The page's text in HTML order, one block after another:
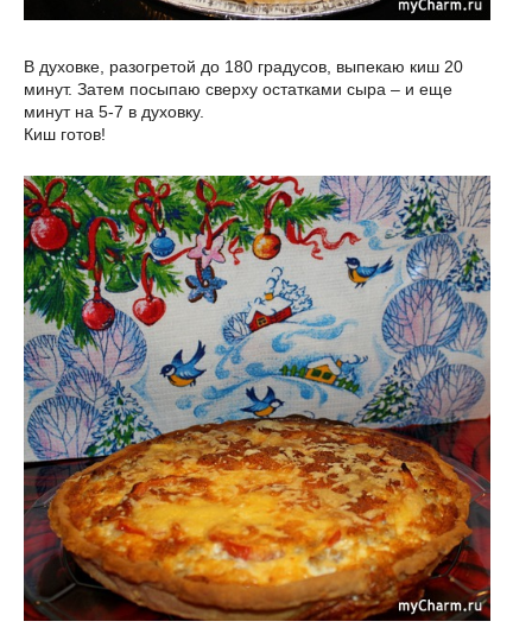
В духовке, разогретой до 180 градусов, выпекаю киш 20
минут. Затем посыпаю сверху остатками сыра – и еще
минут на 5-7 в духовку.
Киш готов!